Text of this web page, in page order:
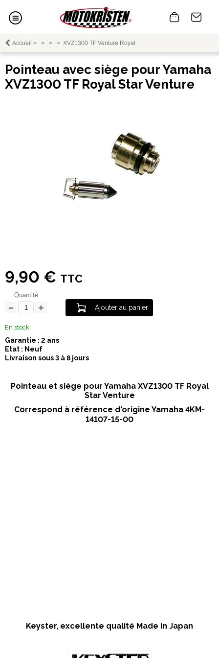
Accueil > > > > XVZ1300 TF Venture Royal
Pointeau avec siège pour Yamaha
XVZ1300 TF Royal Star Venture
9,90 € TTC
Quantité
Ajouter au panier
En stock
Garantie : 2 ans
Etat : Neuf
Livraison sous 3 à 8 jours
Pointeau et siège pour Yamaha XVZ1300 TF Royal
Star Venture
Correspond à référence d'origine Yamaha 4KM-
14107-15-00
Keyster, excellente qualité Made in Japan